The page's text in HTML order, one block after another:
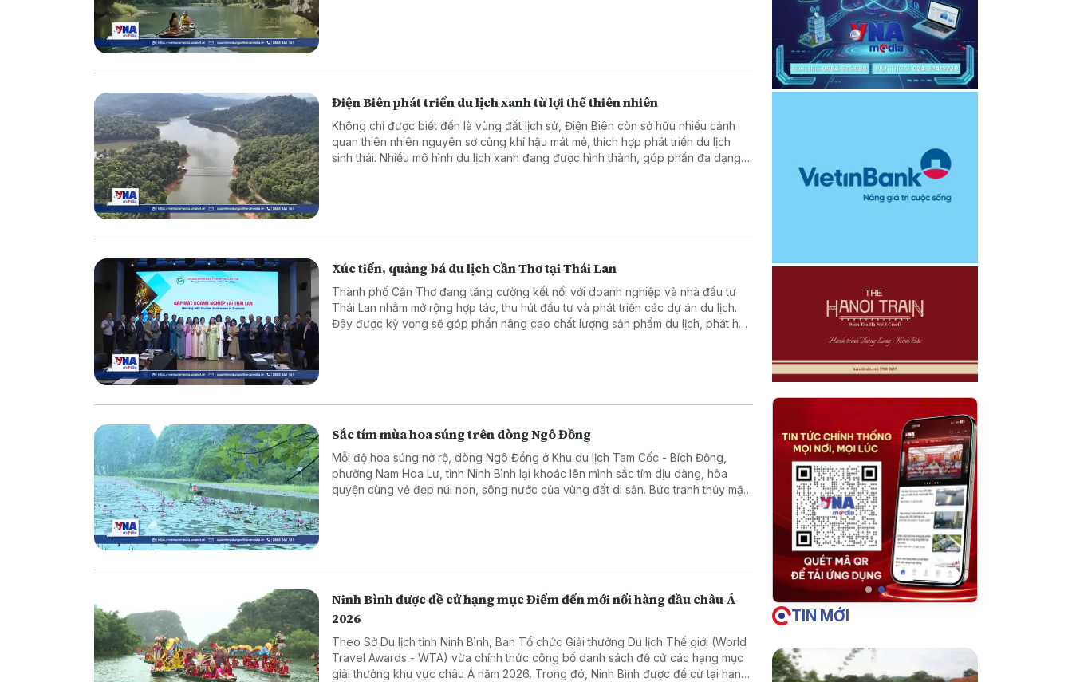
Điện Biên phát triển du lịch xanh từ lợi thế thiên nhiên
Không chỉ được biết đến là vùng đất lịch sử, Điện Biên còn sở hữu nhiều cảnh
quan thiên nhiên nguyên sơ cùng khí hậu mát mẻ, thích hợp phát triển du lịch
sinh thái. Nhiều mô hình du lịch xanh đang được hình thành, góp phần đa dạng
Xúc tiến, quảng bá du lịch Cần Thơ tại Thái Lan
Thành phố Cần Thơ đang tăng cường kết nối với doanh nghiệp và nhà đầu tư
Thái Lan nhằm mở rộng hợp tác, thu hút đầu tư và phát triển các dự án du lịch.
Đây được kỳ vọng sẽ góp phần nâng cao chất lượng sản phẩm du lịch, phát huy
Sắc tím mùa hoa súng trên dòng Ngô Đồng
Mỗi độ hoa súng nở rộ, dòng Ngô Đồng ở Khu du lịch Tam Cốc - Bích Động,
phường Nam Hoa Lư, tỉnh Ninh Bình lại khoác lên mình sắc tím dịu dàng, hòa
quyện cùng vẻ đẹp núi non, sông nước của vùng đất di sản. Bức tranh thủy mặc
Ninh Bình được đề cử hạng mục Điểm đến mới nổi hàng đầu châu Á
2026
Theo Sở Du lịch tỉnh Ninh Bình, Ban Tổ chức Giải thưởng Du lịch Thế giới (World
Travel Awards - WTA) vừa chính thức công bố danh sách đề cử các hạng mục
giải thưởng khu vực châu Á năm 2026. Trong đó, Ninh Bình được đề cử tại hạng
TIN MỚI